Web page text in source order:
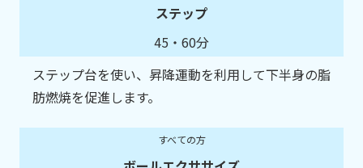
ステップ
45・60分
ステップ台を使い、昇降運動を利用して下半身の脂
肪燃焼を促進します。
すべての方